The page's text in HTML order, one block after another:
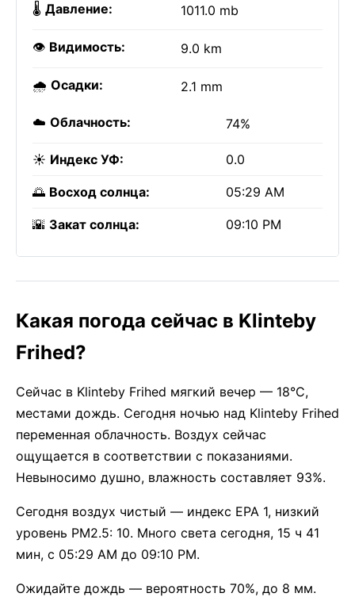
🌡️ Давление: 1011.0 mb
👁️ Видимость: 9.0 km
🌧️ Осадки: 2.1 mm
☁️ Облачность: 74%
☀️ Индекс УФ: 0.0
🌅 Восход солнца: 05:29 AM
🌇 Закат солнца: 09:10 PM
Какая погода сейчас в Klinteby
Frihed?
Сейчас в Klinteby Frihed мягкий вечер — 18°C,
местами дождь. Сегодня ночью над Klinteby Frihed
переменная облачность. Воздух сейчас
ощущается в соответствии с показаниями.
Невыносимо душно, влажность составляет 93%.
Сегодня воздух чистый — индекс EPA 1, низкий
уровень PM2.5: 10. Много света сегодня, 15 ч 41
мин, с 05:29 AM до 09:10 PM.
Ожидайте дождь — вероятность 70%, до 8 мм.